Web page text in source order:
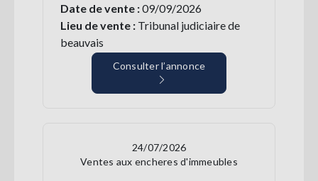
Date de vente :09/09/2026
Lieu de vente : Tribunal judiciaire de
beauvais
Consulter l’annonce
24/07/2026
Ventes aux encheres d'immeubles